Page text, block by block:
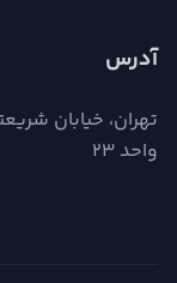
آدرس
واحد ۲۳